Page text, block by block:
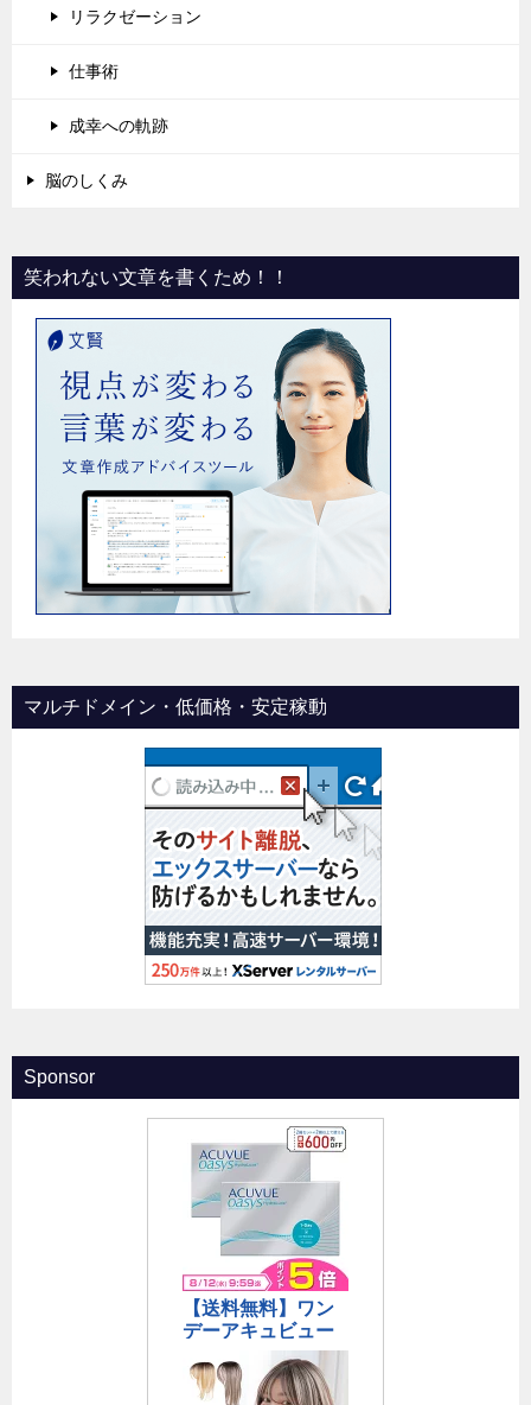
リラクゼーション
仕事術
成幸への軌跡
脳のしくみ
笑われない文章を書くため！！
マルチドメイン・低価格・安定稼動
Sponsor